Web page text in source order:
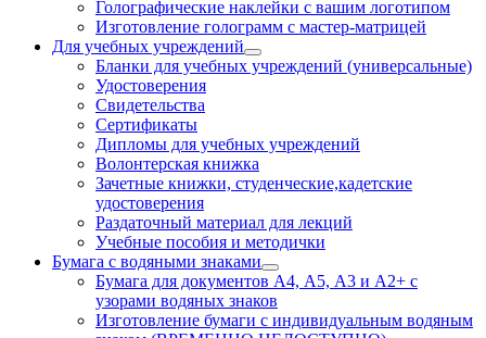
Голографические наклейки с вашим логотипом
Изготовление голограмм с мастер-матрицей
Для учебных учреждений
Бланки для учебных учреждений (универсальные)
Удостоверения
Свидетельства
Сертификаты
Дипломы для учебных учреждений
Волонтерская книжка
Зачетные книжки, студенческие,кадетские
удостоверения
Раздаточный материал для лекций
Учебные пособия и методички
Бумага с водяными знаками
Бумага для документов А4, А5, А3 и А2+ с
узорами водяных знаков
Изготовление бумаги с индивидуальным водяным